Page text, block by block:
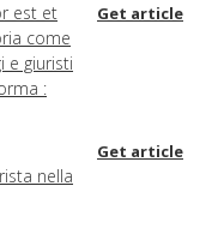
est et
come
e giuristi
:
Get article
nella
Get article